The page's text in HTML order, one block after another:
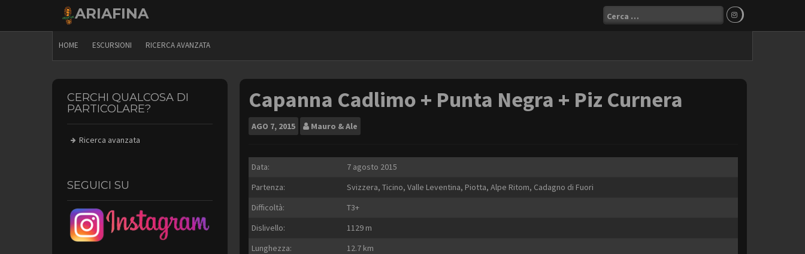
content
ARIAFINA
Ricerca
per:
HOME ESCURSIONI RICERCA AVANZATA
Capanna Cadlimo + Punta Negra + Piz Curnera
AGO 7, 2015 Mauro & Ale
Data:
7 agosto 2015
Partenza:
Svizzera, Ticino, Valle Leventina, Piotta, Alpe Ritom, Cadagno di Fuori
Difficoltà:
T3+
Dislivello:
1129 m
Lunghezza:
12.7 km
CERCHI QUALCOSA DI
PARTICOLARE?
Ricerca avanzata
SEGUICI SU